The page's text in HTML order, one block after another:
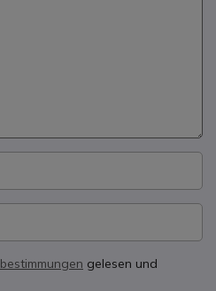
gelesen und